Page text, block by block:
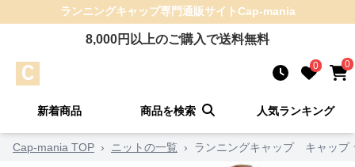
ランニングキャップ専門通販サイトCap-mania
8,000円以上のご購入で送料無料
0 0
新着商品 商品を検索 人気ランキング
Cap-mania TOP › ニットの一覧 › ランニングキャップ キャップ